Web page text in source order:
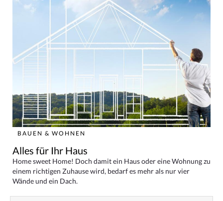
BAUEN & WOHNEN
Alles für Ihr Haus
Home sweet Home! Doch damit ein Haus oder eine Wohnung zu
einem richtigen Zuhause wird, bedarf es mehr als nur vier
Wände und ein Dach.